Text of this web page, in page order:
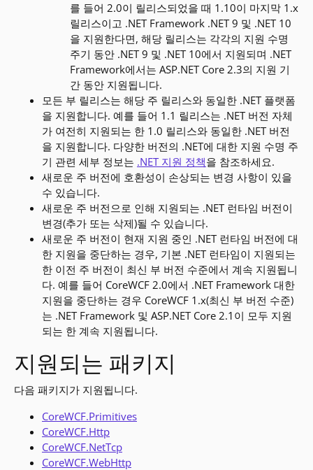
를 들어 2.0이 릴리스되었을 때 1.10이 마지막 1.x
릴리스이고 .NET Framework .NET 9 및 .NET 10
을 지원한다면, 해당 릴리스는 각각의 지원 수명
주기 동안 .NET 9 및 .NET 10에서 지원되며 .NET
Framework에서는 ASP.NET Core 2.3의 지원 기
간 동안 지원됩니다.
모든 부 릴리스는 해당 주 릴리스와 동일한 .NET 플랫폼
을 지원합니다. 예를 들어 1.1 릴리스는 .NET 버전 자체
가 여전히 지원되는 한 1.0 릴리스와 동일한 .NET 버전
을 지원합니다. 다양한 버전의 .NET에 대한 지원 수명 주
기 관련 세부 정보는 .NET 지원 정책을 참조하세요.
새로운 주 버전에 호환성이 손상되는 변경 사항이 있을
수 있습니다.
새로운 주 버전으로 인해 지원되는 .NET 런타임 버전이
변경(추가 또는 삭제)될 수 있습니다.
새로운 주 버전이 현재 지원 중인 .NET 런타임 버전에 대
한 지원을 중단하는 경우, 기본 .NET 런타임이 지원되는
한 이전 주 버전이 최신 부 버전 수준에서 계속 지원됩니
다. 예를 들어 CoreWCF 2.0에서 .NET Framework 대한
지원을 중단하는 경우 CoreWCF 1.x(최신 부 버전 수준)
는 .NET Framework 및 ASP.NET Core 2.1이 모두 지원
되는 한 계속 지원됩니다.
지원되는 패키지
다음 패키지가 지원됩니다.
CoreWCF.Primitives
CoreWCF.Http
CoreWCF.NetTcp
CoreWCF.WebHttp